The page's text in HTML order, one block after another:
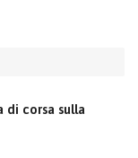
di corsa sulla